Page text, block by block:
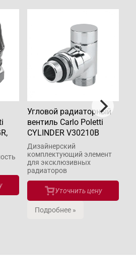
Угловой радиаторный
вентиль Carlo Poletti
СYLINDER V30210B
Дизайнерский
комплектующий элемент
для эксклюзивных
радиаторов
Уточнить цену
Подробнее »